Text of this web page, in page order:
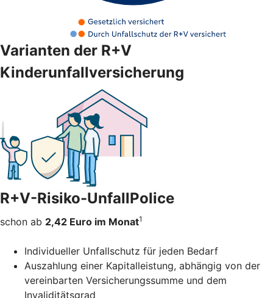
Varianten der R+V
Kinderunfallversicherung
R+V-Risiko-UnfallPolice
schon ab 2,42 Euro im Monat1
Individueller Unfallschutz für jeden Bedarf
Auszahlung einer Kapitalleistung, abhängig von der
vereinbarten Versicherungssumme und dem
Invaliditätsgrad